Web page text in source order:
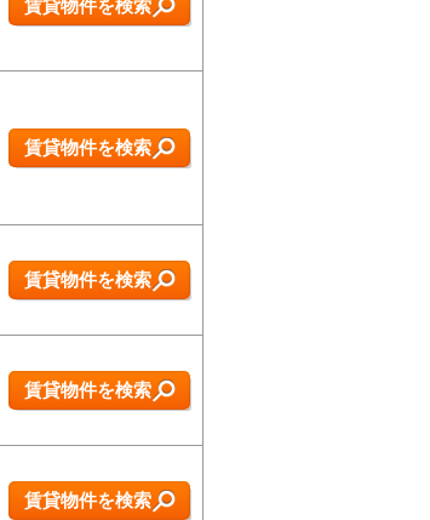
賃貸物件を検索
賃貸物件を検索
賃貸物件を検索
賃貸物件を検索
賃貸物件を検索